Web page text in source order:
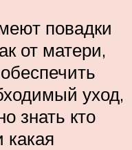
повадки
от матери,
уход,
знать кто
какая